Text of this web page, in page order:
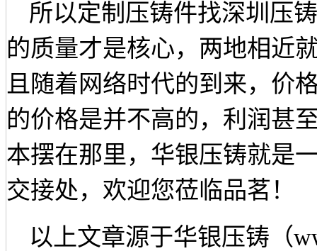
所以定制压铸件找深圳压
的质量才是核心，两地相近
且随着网络时代的到来，价
的价格是并不高的，利润甚
本摆在那里，华银压铸就是
交接处，欢迎您莅临品茗！
以上文章源于华银压铸（